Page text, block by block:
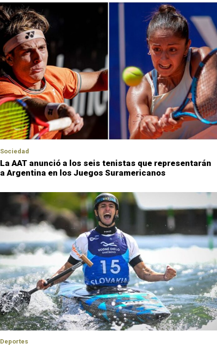
Sociedad
La AAT anunció a los seis tenistas que representarán
a Argentina en los Juegos Suramericanos
Deportes